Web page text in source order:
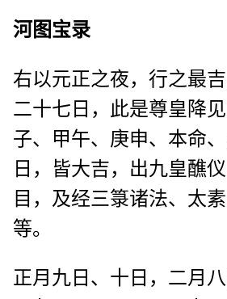
河图宝录
右以元正之夜，行之最吉
二十七日，此是尊皇降
子、甲午、庚申、本命
日，皆大吉，出九皇醮
目，及经三箓诸法、太
等。
正月九日、十日，二月